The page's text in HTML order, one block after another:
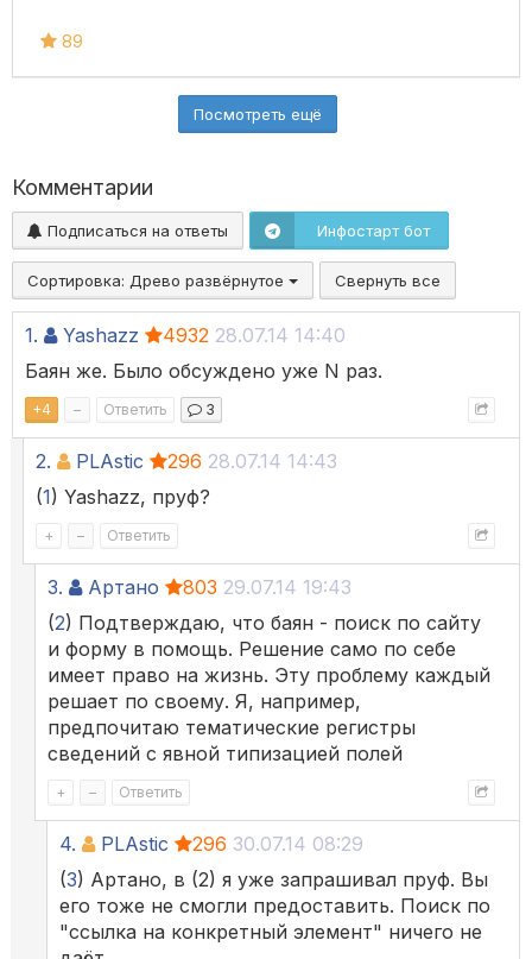
89
Посмотреть ещё
Комментарии
Подписаться на ответы Инфостарт бот
Сортировка: Древо развёрнутое Свернуть все
1. Yashazz 4932 28.07.14 14:40
Баян же. Было обсуждено уже N раз.
+4 – Ответить 3
2. PLAstic 296 28.07.14 14:43
(1) Yashazz, пруф?
+ – Ответить
3. Артано 803 29.07.14 19:43
(2) Подтверждаю, что баян - поиск по сайту
и форму в помощь. Решение само по себе
имеет право на жизнь. Эту проблему каждый
решает по своему. Я, например,
предпочитаю тематические регистры
сведений с явной типизацией полей
+ – Ответить
4. PLAstic 296 30.07.14 08:29
(3) Артано, в (2) я уже запрашивал пруф. Вы
его тоже не смогли предоставить. Поиск по
"ссылка на конкретный элемент" ничего не